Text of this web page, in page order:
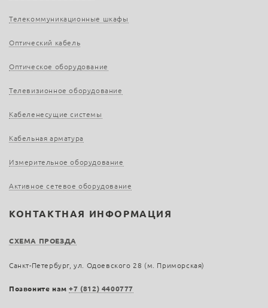
Телекоммуникационные шкафы
Оптический кабель
Оптическое оборудование
Телевизионное оборудование
Кабеленесущие системы
Кабельная арматура
Измерительное оборудование
Активное сетевое оборудование
КОНТАКТНАЯ ИНФОРМАЦИЯ
СХЕМА ПРОЕЗДА
Санкт-Петербург, ул. Одоевского 28 (м. Приморская)
Позвоните нам+7 (812) 4400777